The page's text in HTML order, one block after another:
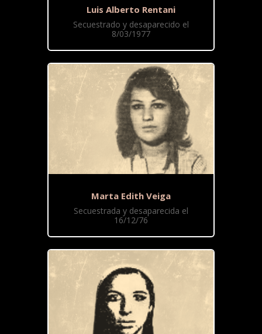
Luis Alberto Rentani
Secuestrado y desaparecido el
8/03/1977
Marta Edith Veiga
Secuestrada y desaparecida el
16/12/76